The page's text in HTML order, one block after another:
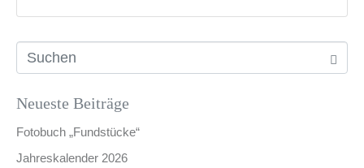
Neueste Beiträge
Fotobuch „Fundstücke“
Jahreskalender 2026